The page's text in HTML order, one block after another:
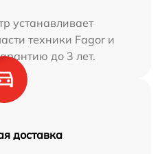
устанавливает
техники Fagor и
до 3 лет.
доставка